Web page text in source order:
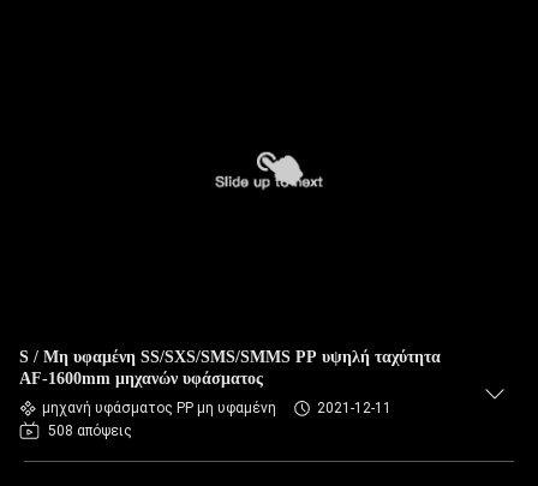
S / Μη υφαμένη SS/SXS/SMS/SMMS PP υψηλή ταχύτητα
AF-1600mm μηχανών υφάσματος
μηχανή υφάσματος PP μη υφαμένη
2021-12-11
508 απόψεις